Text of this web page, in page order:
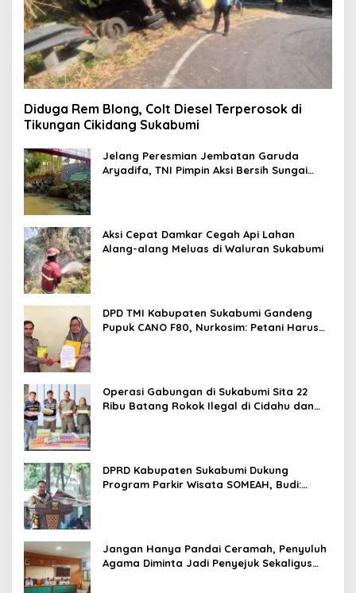
Diduga Rem Blong, Colt Diesel Terperosok di
Tikungan Cikidang Sukabumi
Jelang Peresmian Jembatan Garuda
Aryadifa, TNI Pimpin Aksi Bersih Sungai
Aksi Cepat Damkar Cegah Api Lahan
Alang-alang Meluas di Waluran Sukabumi
DPD TMI Kabupaten Sukabumi Gandeng
Pupuk CANO F80, Nurkosim: Petani Harus
Operasi Gabungan di Sukabumi Sita 22
Ribu Batang Rokok Ilegal di Cidahu dan
DPRD Kabupaten Sukabumi Dukung
Program Parkir Wisata SOMEAH, Budi:
Jangan Hanya Pandai Ceramah, Penyuluh
Agama Diminta Jadi Penyejuk Sekaligus